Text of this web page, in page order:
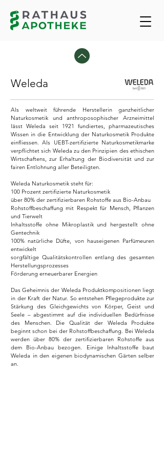
Weleda
Als weltweit führende Herstellerin ganzheitlicher
Naturkosmetik und anthroposophischer Arzneimittel
lässt Weleda seit 1921 fundiertes, pharmazeutisches
Wissen in die Entwicklung der Naturkosmetik Produkte
einfliessen. Als UEBT-zertifizierte Naturkosmetikmarke
verpflichtet sich Weleda zu den Prinzipien des ethischen
Wirtschaftens, zur Erhaltung der Biodiversität und zur
fairen Entlohnung aller Beteiligten.
Weleda Naturkosmetik steht für:
100 Prozent zertifizierte Naturkosmetik
über 80% der zertifizierbaren Rohstoffe aus Bio-Anbau
Rohstoffbeschaffung mit Respekt für Mensch, Pflanzen
und Tierwelt
Inhaltsstoffe ohne Mikroplastik und hergestellt ohne
Gentechnik
100% natürliche Düfte, von hauseigenen Parfümeuren
entwickelt
sorgfältige Qualitätskontrollen entlang des gesamten
Herstellungsprozesses
Förderung erneuerbarer Energien
Das Geheimnis der Weleda Produktkompositionen liegt
in der Kraft der Natur. So entstehen Pflegeprodukte zur
Stärkung des Gleichgewichts von Körper, Geist und
Seele – abgestimmt auf die individuellen Bedürfnisse
des Menschen. Die Qualität der Weleda Produkte
beginnt schon bei der Rohstoffbeschaffung. Bei Weleda
werden über 80% der zertifizierbaren Rohstoffe aus
dem Bio-Anbau bezogen. Einige Inhaltsstoffe baut
Weleda in den eigenen biodynamischen Gärten selber
an.